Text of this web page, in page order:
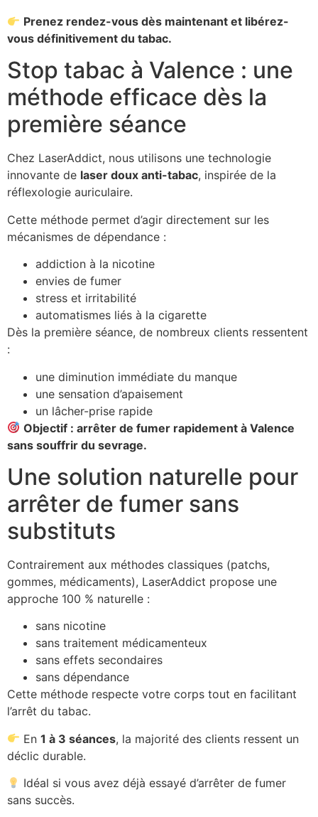
Prenez rendez-vous dès maintenant et libérez-
vous définitivement du tabac.
Stop tabac à Valence : une
méthode efficace dès la
première séance
Chez LaserAddict, nous utilisons une technologie
innovante de laser doux anti-tabac, inspirée de la
réflexologie auriculaire.
Cette méthode permet d’agir directement sur les
mécanismes de dépendance :
addiction à la nicotine
envies de fumer
stress et irritabilité
automatismes liés à la cigarette
Dès la première séance, de nombreux clients ressentent
:
une diminution immédiate du manque
une sensation d’apaisement
un lâcher-prise rapide
Objectif : arrêter de fumer rapidement à Valence
sans souffrir du sevrage.
Une solution naturelle pour
arrêter de fumer sans
substituts
Contrairement aux méthodes classiques (patchs,
gommes, médicaments), LaserAddict propose une
approche 100 % naturelle :
sans nicotine
sans traitement médicamenteux
sans effets secondaires
sans dépendance
Cette méthode respecte votre corps tout en facilitant
l’arrêt du tabac.
En1 à 3 séances, la majorité des clients ressent un
déclic durable.
Idéal si vous avez déjà essayé d’arrêter de fumer
sans succès.